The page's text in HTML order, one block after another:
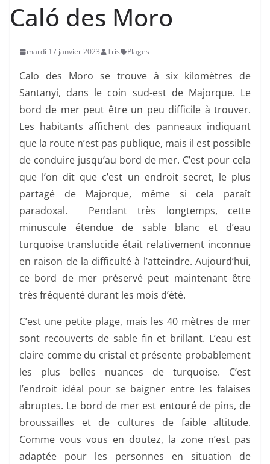
Caló des Moro
mardi 17 janvier 2023 Tris Plages
Calo des Moro se trouve à six kilomètres de
Santanyi, dans le coin sud-est de Majorque. Le
bord de mer peut être un peu difficile à trouver.
Les habitants affichent des panneaux indiquant
que la route n’est pas publique, mais il est possible
de conduire jusqu’au bord de mer. C’est pour cela
que l’on dit que c’est un endroit secret, le plus
partagé de Majorque, même si cela paraît
paradoxal. Pendant très longtemps, cette
minuscule étendue de sable blanc et d’eau
turquoise translucide était relativement inconnue
en raison de la difficulté à l’atteindre. Aujourd’hui,
ce bord de mer préservé peut maintenant être
très fréquenté durant les mois d’été.
C’est une petite plage, mais les 40 mètres de mer
sont recouverts de sable fin et brillant. L’eau est
claire comme du cristal et présente probablement
les plus belles nuances de turquoise. C’est
l’endroit idéal pour se baigner entre les falaises
abruptes. Le bord de mer est entouré de pins, de
broussailles et de cultures de faible altitude.
Comme vous vous en doutez, la zone n’est pas
adaptée pour les personnes en situation de